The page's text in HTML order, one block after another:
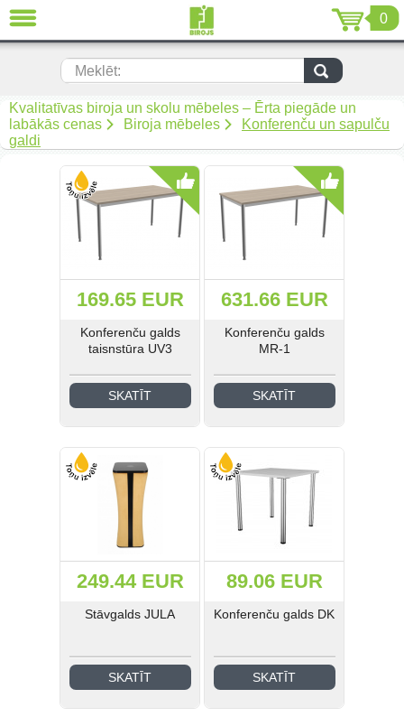
0
Meklēt:
Kvalitatīvas biroja un skolu mēbeles – Ērta piegāde un
labākās cenas
Biroja mēbeles
Konferenču un sapulču
galdi
169.65 EUR
Konferenču galds
taisnstūra UV3
SKATĪT
631.66 EUR
Konferenču galds
MR-1
SKATĪT
249.44 EUR
Stāvgalds JULA
SKATĪT
89.06 EUR
Konferenču galds DK
SKATĪT
AIZVĒRT
EN RU
Biroja mēbeles (299)
Akustiskās mēbeles (19)
Krēsli (108)
Mīkstās biroja mēbeles (67)
Arhīvam un noliktavai (50)
Metāla mēbeles darbam (268)
Metāla mēbeles mantu
uzglabāšanai (34)
Medicīnas un laboratoriju
Industriālā stila mēbeles (21)
Bērnudārza mēbeles (42)